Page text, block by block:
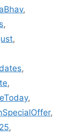
,
,
,
,
,
,
,
,